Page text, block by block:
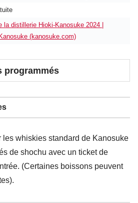
la distillerie Hioki-Kanosuke 2024 |
(kanosuke.com)
programmés
les whiskies standard de Kanosuke
de shochu avec un ticket de
(Certaines boissons peuvent